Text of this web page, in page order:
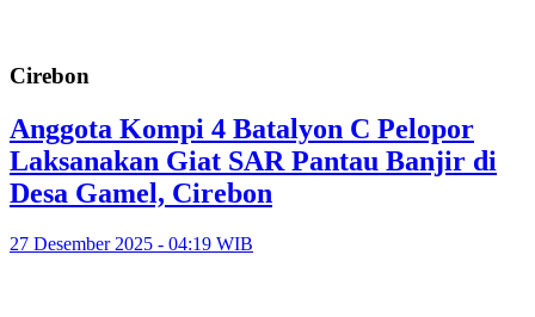
Cirebon
Anggota Kompi 4 Batalyon C Pelopor
Laksanakan Giat SAR Pantau Banjir di
Desa Gamel, Cirebon
27 Desember 2025 - 04:19 WIB